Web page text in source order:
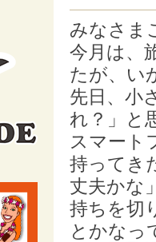
みなさま
今月は、
たが、い
先日、小
れ？」と
スマート
持ってき
丈夫かな
持ちを切
とかなっ